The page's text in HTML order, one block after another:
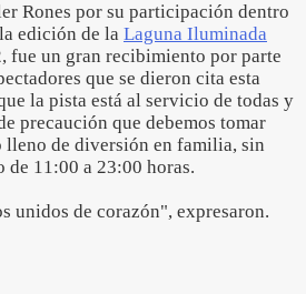
Rones por su participación dentro
edición de la Laguna Iluminada
fue un gran recibimiento por parte
que se dieron cita esta
la pista está al servicio de todas y
precaución que debemos tomar
lleno de diversión en familia, sin
11:00 a 23:00 horas.
unidos de corazón", expresaron.